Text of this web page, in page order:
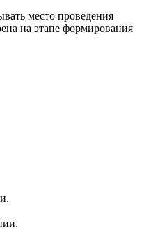
место проведения
на этапе формирования